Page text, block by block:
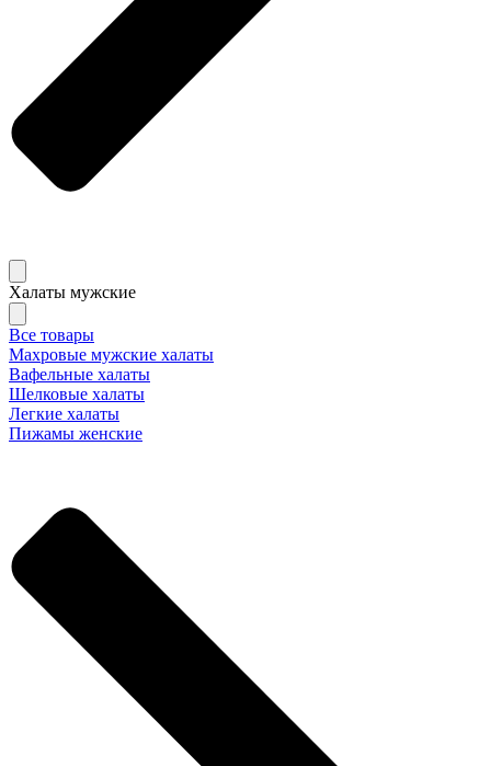
Халаты мужские
Все товары
Махровые мужские халаты
Вафельные халаты
Шелковые халаты
Легкие халаты
Пижамы женские